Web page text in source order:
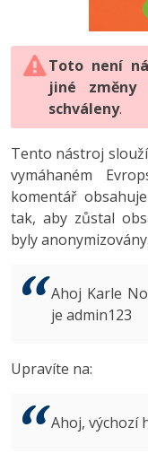
HTML5,
SQL a
Testování
UML a
React
Spring
ASP.NET
Best
PHP
JavaScript
Python
HTML /
UML a
MySQL/
MS-SQL
Vývojář
C#
Tester
3D grafik
-80%
JavaScript
PHP -80%
Swift -80%
Kotlin -80%
VB.NET
Algoritmy
Digitální
Marketing
WordPress
SEO
UX
Business
Copywriting
Adobe
Adobe
Adobe XD
Adobe
Adobe
Inkscape
Toto není
jiné změny
schváleny.
Tento nástroj
vymáhaném
komentář
tak, aby zůstal
byly
Ahoj Karle
je admin123
Upravíte na:
Ahoj, výchozí